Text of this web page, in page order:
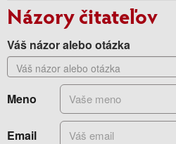
Názory čitateľov
Váš názor alebo otázka
Meno
Email